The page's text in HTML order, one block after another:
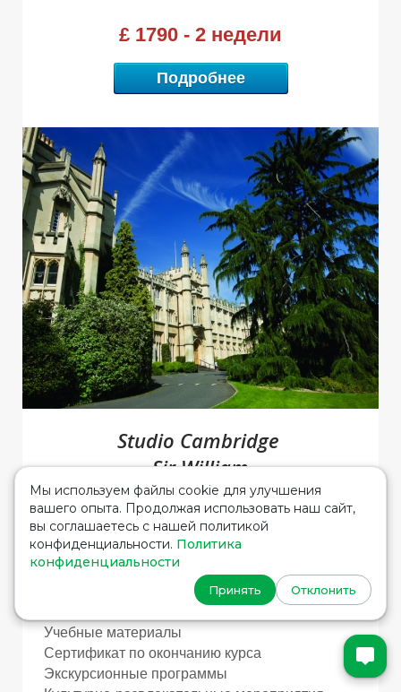
Р
Р
£ 1790 - 2 недели
Подробнее
Studio Cambridge
Sir William
11 июля 2017 - 13 августа 2017
Возраст: 14 - 17 лет
Стандартный курс - 20 занятий (15 часов)
Интенсивный курс - 28 занятий (21 часов)
Учебные материалы
Сертификат по окончанию курса
Экскурсионные программы
Р
Мы используем файлы cookie для улучшения
вашего опыта. Продолжая использовать наш сайт,
вы соглашаетесь с нашей политикой
конфиденциальности. Политика
конфиденциальности
Принять Отклонить